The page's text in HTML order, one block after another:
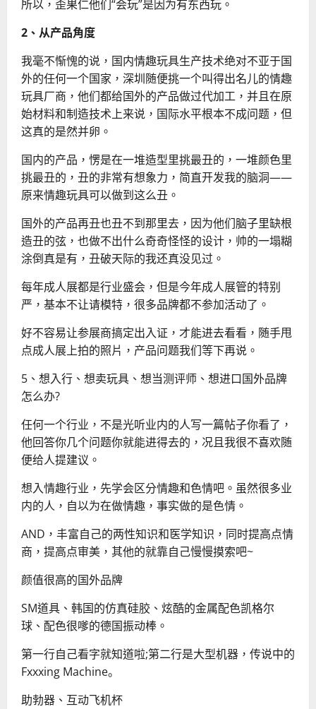
所以，歪果仁他们“会玩”是因为有东西玩。
2、从产品角度
我毫不惭愧的说，国内情趣玩具生产技术绝对不亚于国
外的任何一个国家，深圳随便挑一个叫得出名儿的情趣
玩具厂商，他们都给国外的产品做过代加工，并且在原
始材料和制造技术上来说，国际水平根本不成问题，但
这真的是然并卵。
国内的产品，愣是在一堆造型里挑最丑的，一堆颜色里
挑最丑的，丑的非常有想象力，简直开发我的脑洞——
原来情趣玩具可以做到这么丑。
国外的产品再丑也丑不到那里去，因为他们脑子里缺根
造丑的弦，也做不出什么奇奇怪怪的设计，帅的一塌糊
涂倒真是有，丑破天际的我还真没见过。
每年成人展都是行业盛会，但是今年成人展管的特别
严，基本不让请模特，很多品牌都不参加活动了。
好不容易让参展商搞定出入证，才能进去看看，随手甩
点成人展上拍的照片，产品问题我们等下再说。
5、想入行、想卖玩具、想当测评师、想进口国外品牌
怎么办?
任何一个行业，不是光听业内的人写一篇帖子你看了，
他回答你几个问题你就能进得去的，况且我很不喜欢随
便给人提建议。
想入情趣行业，先学会区分情趣和色情吧。虽然很多业
内的人，自以为在做情趣，事实做的是色情。
AND，丰富自己的两性知识和医学知识，同时提高点情
商，提高点审美，其他的就靠自己慢慢摸索吧~
颜值很高的国外品牌
SM道具、韩国的仿真硅胶、炫酷的金属配色凯格尔
球、配色很嗲的德国振动棒。
第一行自己看字就知道啦;第二行是大型机器，传说中的
Fxxxing Machine。
助勃器、互动飞机杯